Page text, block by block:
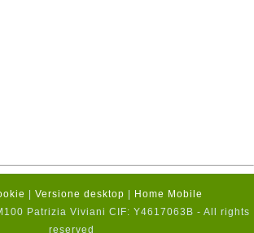
Versione desktop
Home Mobile
Patrizia Viviani CIF: Y4617063B - All rights
reserved